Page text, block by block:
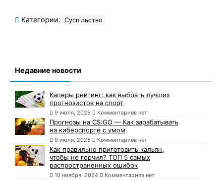
Категории: Суспільство
Недавние новости
Каперы рейтинг: как выбрать лучших
прогнозистов на спорт
9 июля, 2025 Комментариев нет
Прогнозы на CS:GO — Как зарабатывать
на киберспорте с умом
9 июля, 2025 Комментариев нет
Как правильно приготовить кальян,
чтобы не горчил? ТОП 5 самых
распространенных ошибок
10 ноября, 2024 Комментариев нет